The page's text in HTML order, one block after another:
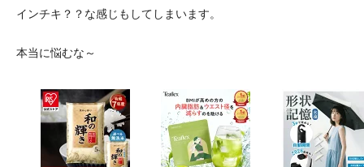
インチキ？？な感じもしてしまいます。
本当に悩むな～